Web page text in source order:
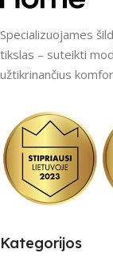
Specializuojames
tikslas – suteikti
užtikrinančius
Kategorijos